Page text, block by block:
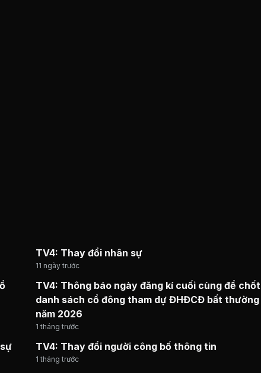
TV4: Thay đổi nhân sự
11 ngày trước
TV4: Thông báo ngày đăng kí cuối cùng để chốt
danh sách cổ đông tham dự ĐHĐCĐ bất thường
năm 2026
1 tháng trước
TV4: Thay đổi người công bố thông tin
1 tháng trước